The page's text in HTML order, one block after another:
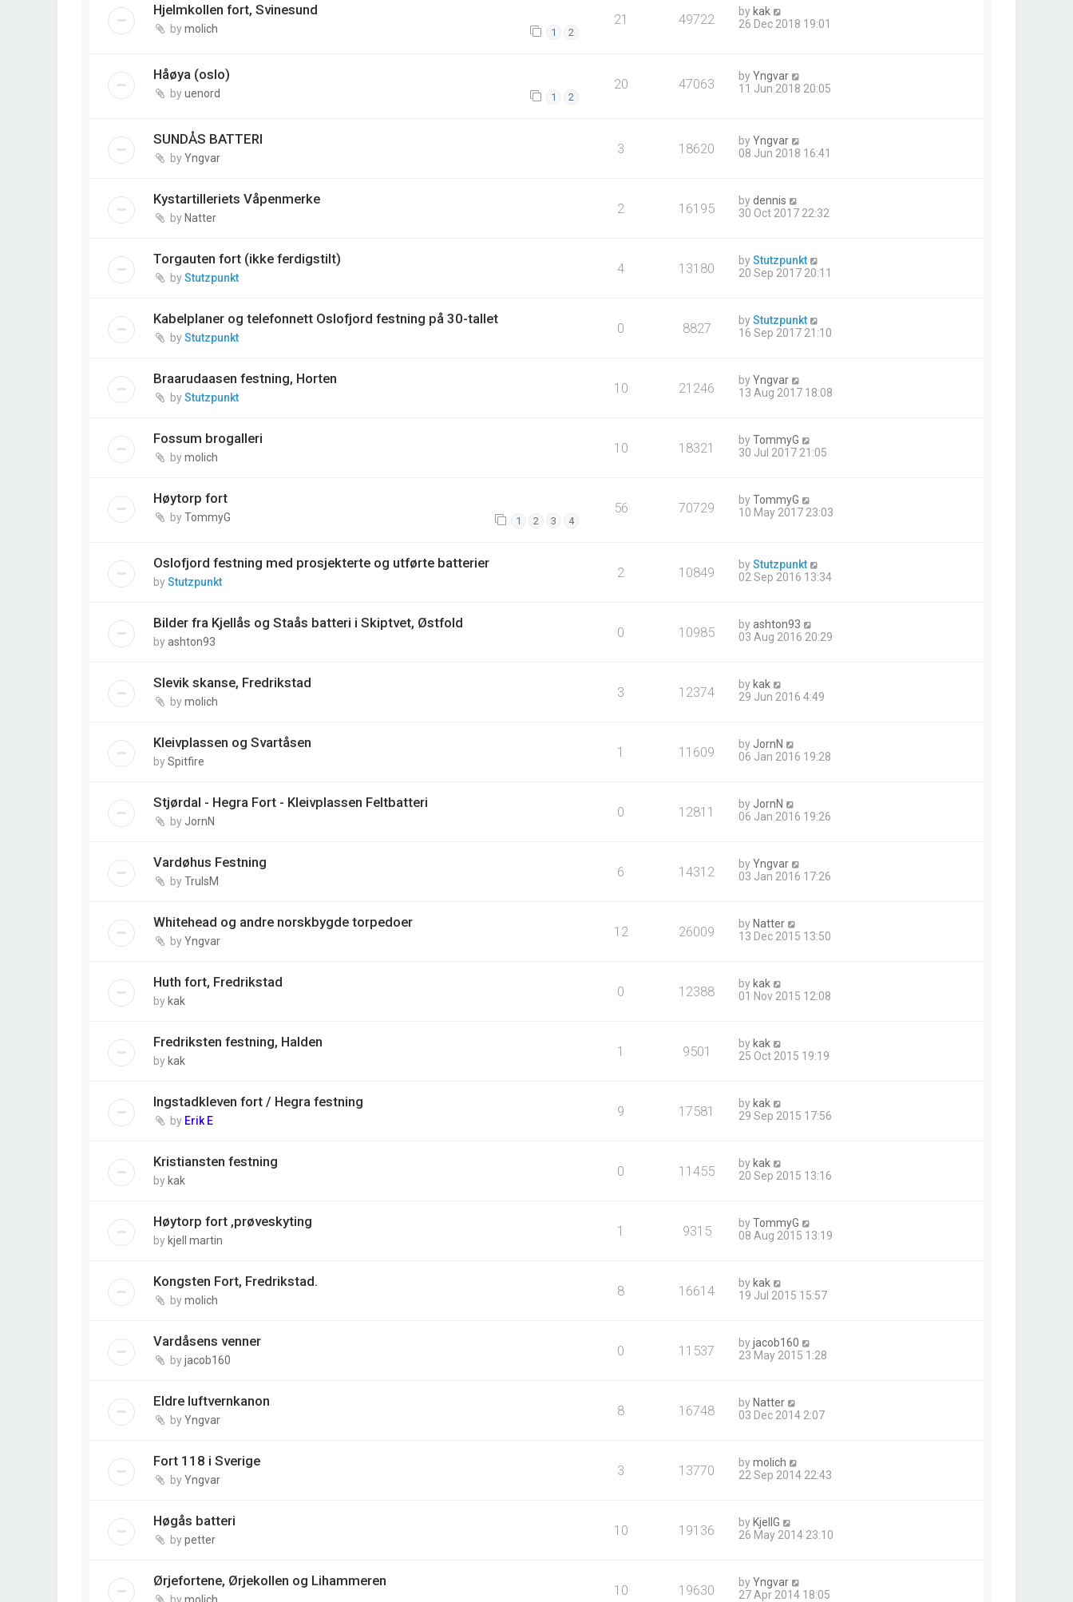
Hjelmkollen fort, Svinesund
bymolich 1 2
21 49722 by kak
26 Dec 2018 19:01
Håøya (oslo)
byuenord 1 2
20 47063 byYngvar
11 Jun 2018 20:05
SUNDÅS BATTERI
byYngvar
3 18620 byYngvar
08 Jun 2018 16:41
Kystartilleriets Våpenmerke
by Natter
2 16195 bydennis
30 Oct 2017 22:32
Torgauten fort (ikke ferdigstilt)
byStutzpunkt
4 13180 byStutzpunkt
20 Sep 2017 20:11
Kabelplaner og telefonnett Oslofjord festning på 30-tallet
byStutzpunkt
0 8827 byStutzpunkt
16 Sep 2017 21:10
Braarudaasen festning, Horten
byStutzpunkt
10 21246 byYngvar
13 Aug 2017 18:08
Fossum brogalleri
bymolich
10 18321 byTommyG
30 Jul 2017 21:05
Høytorp fort
byTommyG 1 2 3 4
56 70729 byTommyG
10 May 2017 23:03
Oslofjord festning med prosjekterte og utførte batterier
byStutzpunkt
2 10849 byStutzpunkt
02 Sep 2016 13:34
Bilder fra Kjellås og Staås batteri i Skiptvet, Østfold
byashton93
0 10985 byashton93
03 Aug 2016 20:29
Slevik skanse, Fredrikstad
bymolich
3 12374 by kak
29 Jun 2016 4:49
Kleivplassen og Svartåsen
bySpitfire
1 11609 by JornN
06 Jan 2016 19:28
Stjørdal - Hegra Fort - Kleivplassen Feltbatteri
by JornN
0 12811 by JornN
06 Jan 2016 19:26
Vardøhus Festning
byTrulsM
6 14312 byYngvar
03 Jan 2016 17:26
Whitehead og andre norskbygde torpedoer
byYngvar
12 26009 by Natter
13 Dec 2015 13:50
Huth fort, Fredrikstad
by kak
0 12388 by kak
01 Nov 2015 12:08
Fredriksten festning, Halden
by kak
1 9501 by kak
25 Oct 2015 19:19
Ingstadkleven fort / Hegra festning
by Erik E
9 17581 by kak
29 Sep 2015 17:56
Kristiansten festning
by kak
0 11455 by kak
20 Sep 2015 13:16
Høytorp fort ,prøveskyting
by kjell martin
1 9315 byTommyG
08 Aug 2015 13:19
Kongsten Fort, Fredrikstad.
bymolich
8 16614 by kak
19 Jul 2015 15:57
Vardåsens venner
byjacob160
0 11537 byjacob160
23 May 2015 1:28
Eldre luftvernkanon
byYngvar
8 16748 by Natter
03 Dec 2014 2:07
Fort 118 i Sverige
byYngvar
3 13770 bymolich
22 Sep 2014 22:43
Høgås batteri
bypetter
10 19136 by KjellG
26 May 2014 23:10
Ørjefortene, Ørjekollen og Lihammeren
10 19630 byYngvar
27 Apr 2014 18:05